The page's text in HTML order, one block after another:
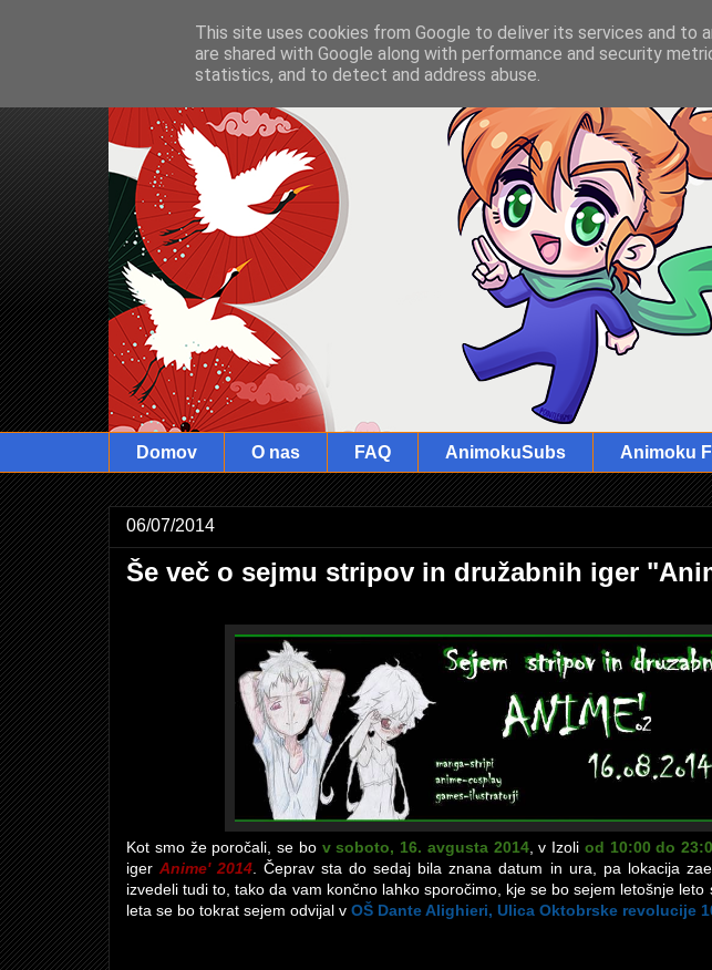
Domov O nas FAQ AnimokuSubs Animoku
06/07/2014
Še več o sejmu stripov in družabnih iger
Kot smo že poročali, se bo v soboto, 16. avgusta 2014, v Izoli od 10:00 do
igerAnime' 2014 . Čeprav sta do sedaj bila znana datum in ura, pa lokacija
izvedeli tudi to, tako da vam končno lahko sporočimo, kje se bo sejem letošnje
leta se bo tokrat sejem odvijal v OŠ Dante Alighieri, Ulica Oktobrske revolucije
This site uses cookies from Google to deliver its services and to
are shared with Google along with performance and security
statistics, and to detect and address abuse.